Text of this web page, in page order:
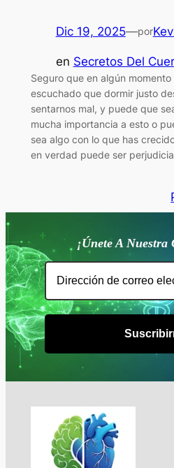
Dic 19, 2025—por
en Secretos Del
Seguro que en algún
escuchado que dormir justo
sentarnos mal, y puede que
mucha importancia a esto o
sea algo con lo que has
en verdad puede ser
¡Únete A